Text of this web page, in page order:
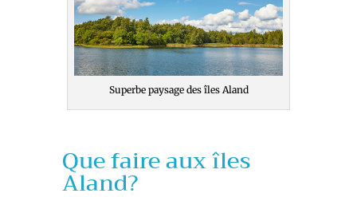
Superbe paysage des îles Aland
Que faire aux îles
Aland?